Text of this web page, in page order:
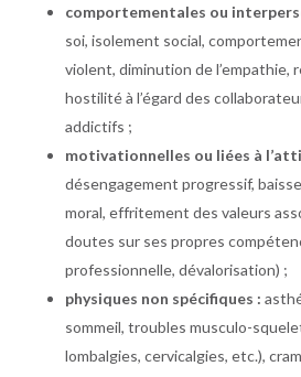
comportementales ou
soi, isolement social,
violent, diminution de l’empathie,
hostilité à l’égard des
addictifs ;
motivationnelles ou liées à
désengagement progressif,
moral, effritement des valeurs
doutes sur ses propres
professionnelle, dévalorisation) ;
physiques non spécifiques :
sommeil, troubles musculo-
lombalgies, cervicalgies, etc.),